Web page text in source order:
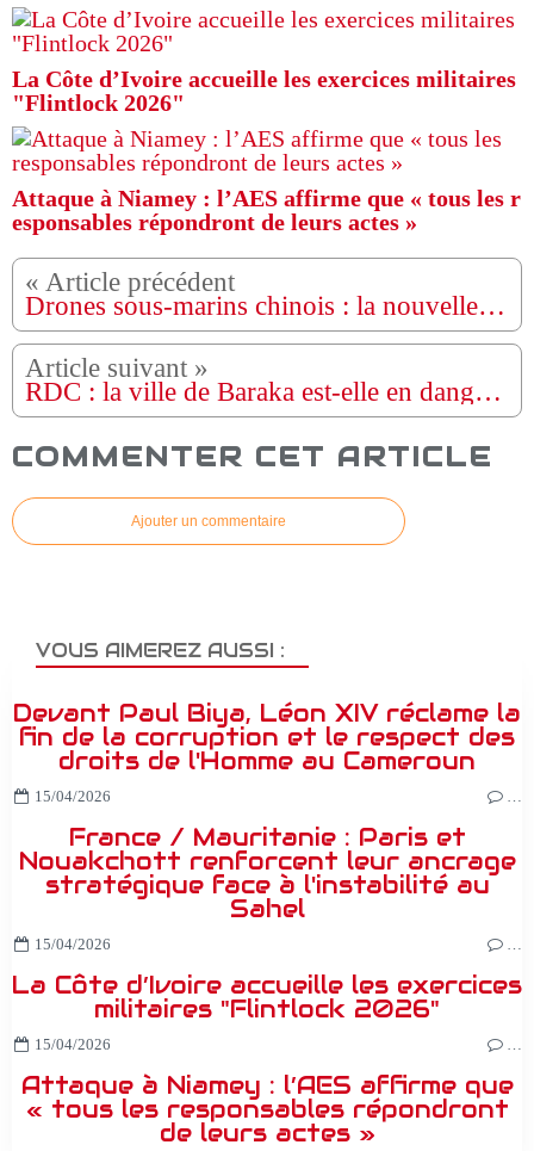
La Côte d’Ivoire accueille les exercices militaires
"Flintlock 2026"
Attaque à Niamey : l’AES affirme que « tous les r
esponsables répondront de leurs actes »
Drones sous-marins chinois : la nouvelle arme silencieuse qui pourrait inquiéter les USA
RDC : la ville de Baraka est-elle en danger ?
COMMENTER CET ARTICLE
Ajouter un commentaire
VOUS AIMEREZ AUSSI :
Devant Paul Biya, Léon XIV réclame la
fin de la corruption et le respect des
droits de l'Homme au Cameroun
15/04/2026 …
France / Mauritanie : Paris et
Nouakchott renforcent leur ancrage
stratégique face à l'instabilité au
Sahel
15/04/2026 …
La Côte d’Ivoire accueille les exercices
militaires "Flintlock 2026"
15/04/2026 …
Attaque à Niamey : l’AES affirme que
« tous les responsables répondront
de leurs actes »